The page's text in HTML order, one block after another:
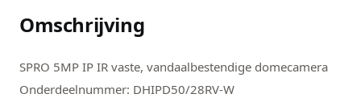
Omschrijving
SPRO 5MP IP IR vaste, vandaalbestendige domecamera
Onderdeelnummer: DHIPD50/28RV-W